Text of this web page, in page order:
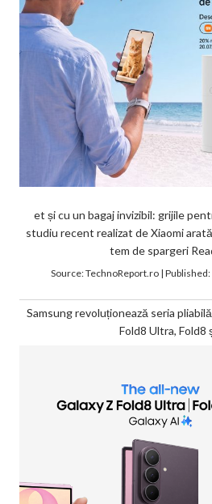
et și cu un bagaj invizibil: grijile
studiu recent realizat de Xiaomi
tem de spargeri
Source:TechnoReport.ro| Published:
Samsung revoluționează seria
Fold8 Ultra, Fold8